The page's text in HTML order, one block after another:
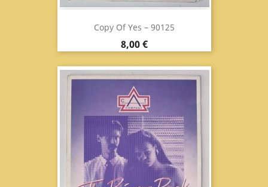
Copy Of Yes ‎– 90125
Prix
8,00 €